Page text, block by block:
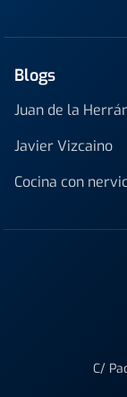
Blogs
Juan de la
Javier Vizcaino
Cocina con
C/